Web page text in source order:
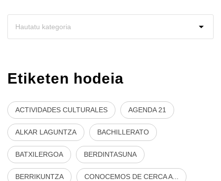
Etiketen hodeia
ACTIVIDADES CULTURALES AGENDA 21
ALKAR LAGUNTZA BACHILLERATO
BATXILERGOA BERDINTASUNA
BERRIKUNTZA CONOCEMOS DE CERCA A...